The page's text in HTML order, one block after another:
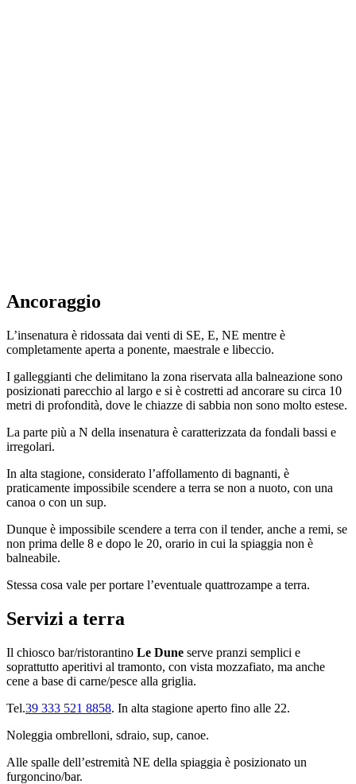
Ancoraggio
L’insenatura è ridossata dai venti di SE, E, NE mentre è
completamente aperta a ponente, maestrale e libeccio.
I galleggianti che delimitano la zona riservata alla balneazione sono
posizionati parecchio al largo e si è costretti ad ancorare su circa 10
metri di profondità, dove le chiazze di sabbia non sono molto estese.
La parte più a N della insenatura è caratterizzata da fondali bassi e
irregolari.
In alta stagione, considerato l’affollamento di bagnanti, è
praticamente impossibile scendere a terra se non a nuoto, con una
canoa o con un sup.
Dunque è impossibile scendere a terra con il tender, anche a remi, se
non prima delle 8 e dopo le 20, orario in cui la spiaggia non è
balneabile.
Stessa cosa vale per portare l’eventuale quattrozampe a terra.
Servizi a terra
Il chiosco bar/ristorantino Le Dune serve pranzi semplici e
soprattutto aperitivi al tramonto, con vista mozzafiato, ma anche
cene a base di carne/pesce alla griglia.
Tel.39 333 521 8858. In alta stagione aperto fino alle 22.
Noleggia ombrelloni, sdraio, sup, canoe.
Alle spalle dell’estremità NE della spiaggia è posizionato un
furgoncino/bar.